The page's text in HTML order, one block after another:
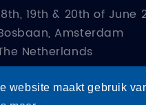
website maakt gebruik
19th & 20th of June
Amsterdam
Netherlands
How to get there?